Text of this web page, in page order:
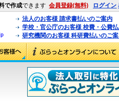
で作成できます 会員登録(無料) ログイン
法人のお客様 請求書払いのご案内
学校・官公庁のお客様 校費・公費
研究機関のお客様 科研費払いのご